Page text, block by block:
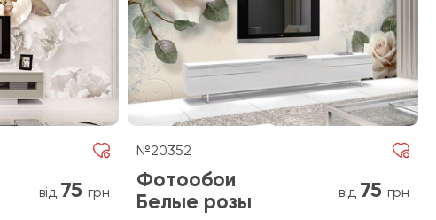
від 75 грн
№20352
Фотообои
Белые розы
від 75 грн